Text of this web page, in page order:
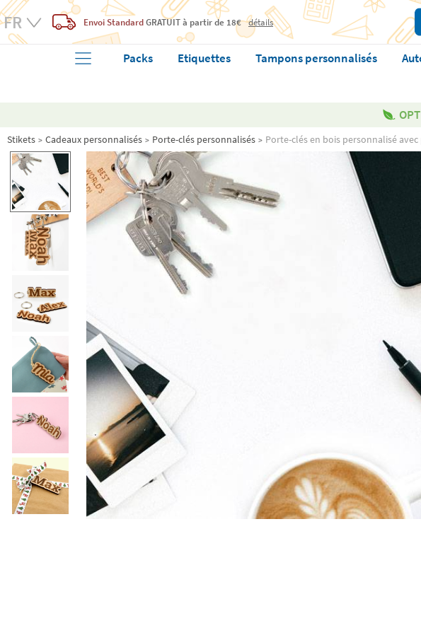
Envoi StandardGRATUITà partir de 18€ détails
Packs Etiquettes Tampons personnalisés
Stikets Cadeaux personnalisés Porte-clés personnalisés Porte-clés en bois personnalisé